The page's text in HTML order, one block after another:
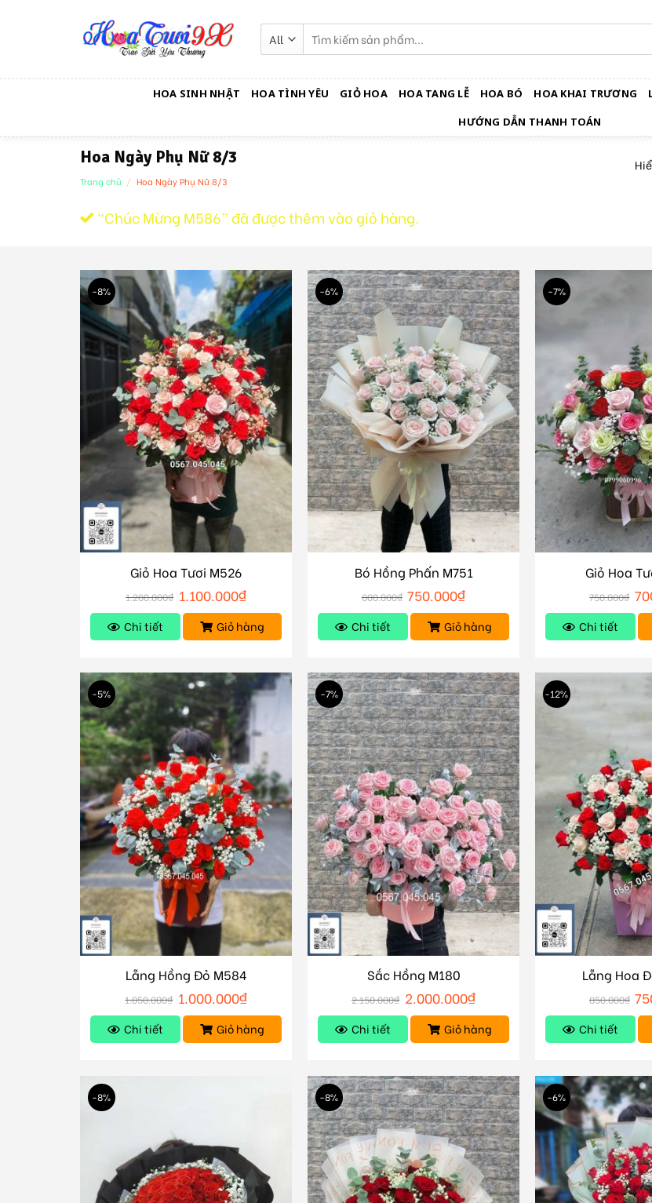
kiếm:
HOA SINH NHẬT HOA TÌNH YÊU GIỎ HOA HOA TANG LỄ HOA BÓ HOA KHAI TRƯƠNG
HƯỚNG DẪN THANH TOÁN
Hoa Ngày Phụ Nữ 8/3
Trang chủ / Hoa Ngày Phụ Nữ 8/3
“Chúc Mừng M586” đã được thêm vào giỏ hàng.
-8%
Giỏ Hoa Tươi M526
1.200.000₫ 1.100.000₫
Chi tiết Giỏ hàng
-6%
Bó Hồng Phấn M751
800.000₫ 750.000₫
Chi tiết Giỏ hàng
-7%
Giỏ Hoa
750.000₫
Chi tiết
-5%
Lẵng Hồng Đỏ M584
1.050.000₫ 1.000.000₫
Chi tiết Giỏ hàng
-7%
Sắc Hồng M180
2.150.000₫ 2.000.000₫
Chi tiết Giỏ hàng
-12%
Lẵng Hoa
850.000₫
Chi tiết
-8% -8% -6%